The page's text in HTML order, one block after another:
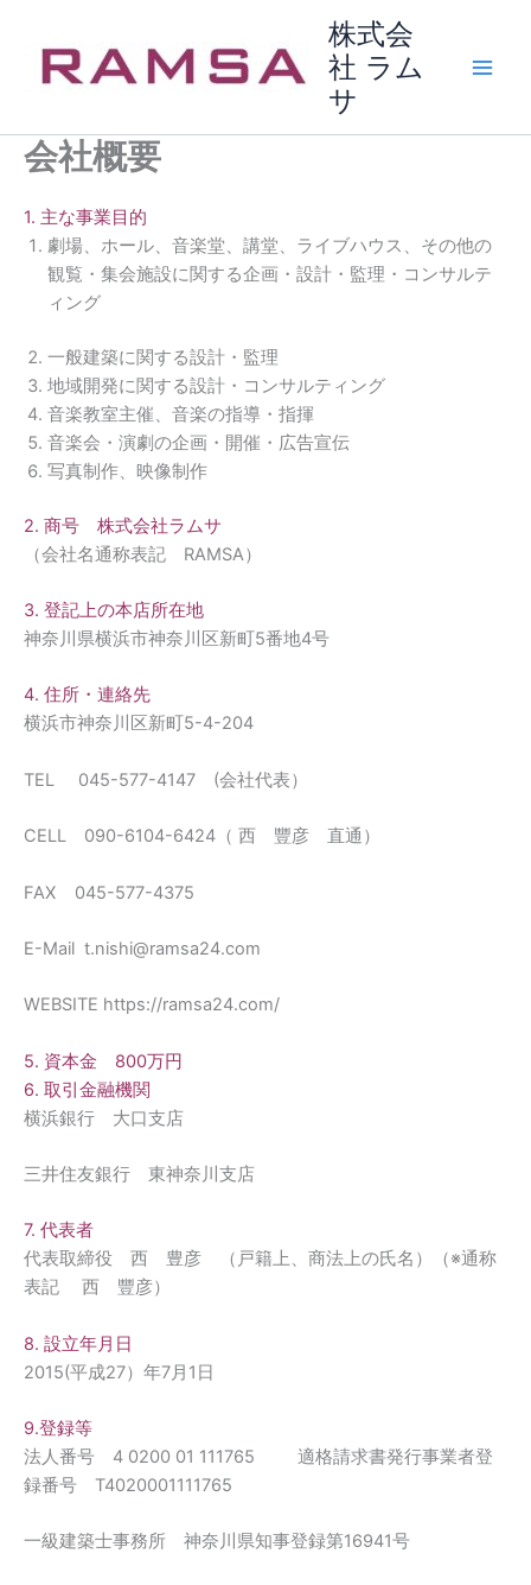
株式会
社 ラム
サ
会社概要
1. 主な事業目的
劇場、ホール、音楽堂、講堂、ライブハウス、その他の
観覧・集会施設に関する企画・設計・監理・コンサルテ
ィング
一般建築に関する設計・監理
地域開発に関する設計・コンサルティング
音楽教室主催、音楽の指導・指揮
音楽会・演劇の企画・開催・広告宣伝
写真制作、映像制作
2. 商号 株式会社ラムサ
（会社名通称表記 RAMSA）
3. 登記上の本店所在地
神奈川県横浜市神奈川区新町5番地4号
4. 住所・連絡先
横浜市神奈川区新町5-4-204
TEL 045-577-4147 (会社代表）
CELL 090-6104-6424（ 西 豐彦 直通）
FAX 045-577-4375
E-Mail t.nishi@ramsa24.com
WEBSITE https://ramsa24.com/
5. 資本金 800万円
6. 取引金融機関
横浜銀行 大口支店
三井住友銀行 東神奈川支店
7. 代表者
代表取締役 西 豊彦 （戸籍上、商法上の氏名）（※通称
表記 西 豐彦）
8. 設立年月日
2015(平成27）年7月1日
9.登録等
法人番号 4 0200 01 111765 適格請求書発行事業者登
録番号 T4020001111765
一級建築士事務所 神奈川県知事登録第16941号